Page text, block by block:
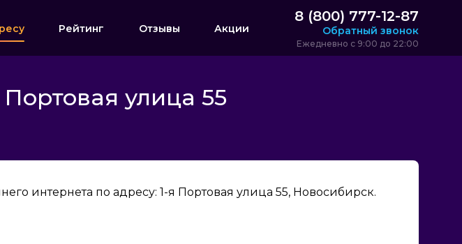
Рейтинг Отзывы Акции
8 (800) 777-12-87
Обратный звонок
Ежедневно с 9:00 до 22:00
улица 55
интернета по адресу: 1-я Портовая улица 55, Новосибирск.